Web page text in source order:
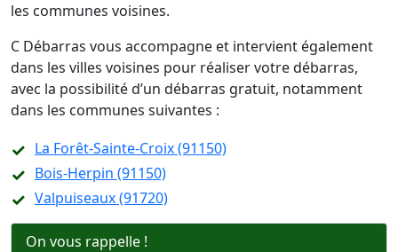
les communes voisines.
C Débarras vous accompagne et intervient également
dans les villes voisines pour réaliser votre débarras,
avec la possibilité d’un débarras gratuit, notamment
dans les communes suivantes :
La Forêt-Sainte-Croix (91150)
Bois-Herpin (91150)
Valpuiseaux (91720)
On vous rappelle !